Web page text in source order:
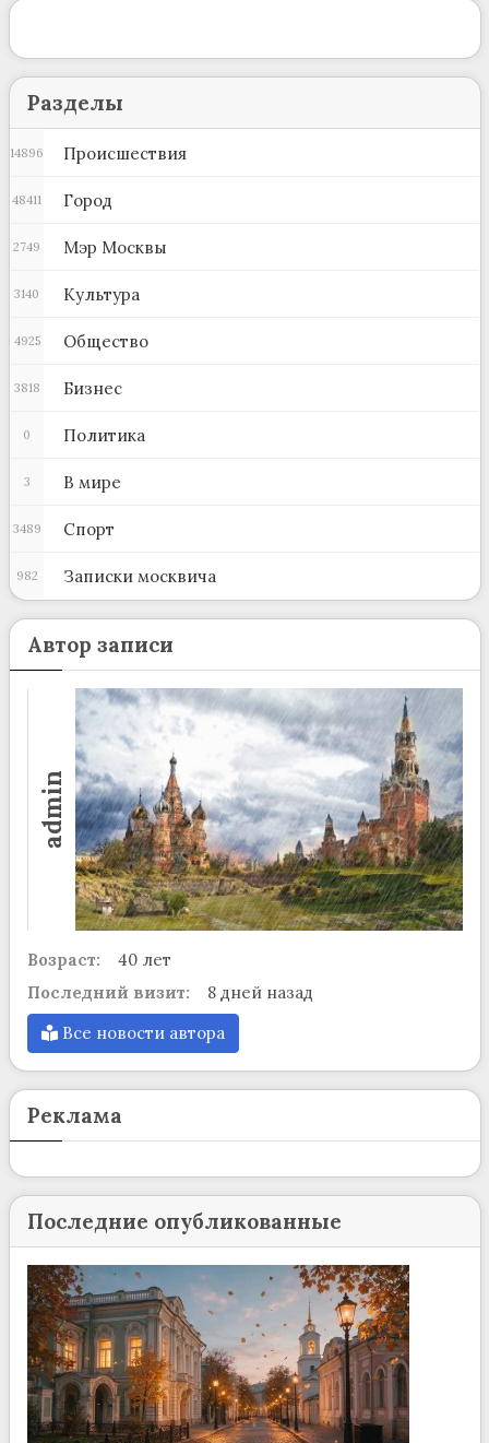
Разделы
Происшествия
14896
Город
48411
Мэр Москвы
2749
Культура
3140
Общество
4925
Бизнес
3818
Политика
0
В мире
3
Спорт
3489
Записки москвича
982
Автор записи
admin
Возраст:
40 лет
Последний визит:
8 дней назад
Все новости автора
Реклама
Последние опубликованные